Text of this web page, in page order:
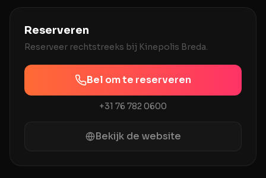
Reserveren
Reserveer rechtstreeks bij Kinepolis Breda.
Bel om te reserveren
+31 76 782 0600
Bekijk de website